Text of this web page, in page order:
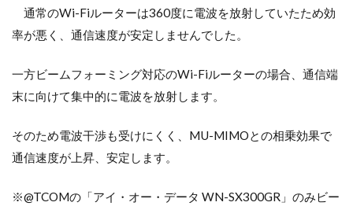
通常のWi-Fiルーターは360度に電波を放射していたため効
率が悪く、通信速度が安定しませんでした。
一方ビームフォーミング対応のWi-Fiルーターの場合、通信端
末に向けて集中的に電波を放射します。
そのため電波干渉も受けにくく、MU-MIMOとの相乗効果で
通信速度が上昇、安定します。
※@TCOMの「アイ・オー・データ WN-SX300GR」のみビー